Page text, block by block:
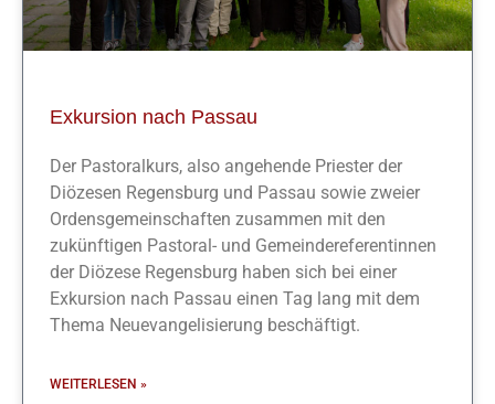
Exkursion nach Passau
Der Pastoralkurs, also angehende Priester der
Diözesen Regensburg und Passau sowie zweier
Ordensgemeinschaften zusammen mit den
zukünftigen Pastoral- und Gemeindereferentinnen
der Diözese Regensburg haben sich bei einer
Exkursion nach Passau einen Tag lang mit dem
Thema Neuevangelisierung beschäftigt.
WEITERLESEN »